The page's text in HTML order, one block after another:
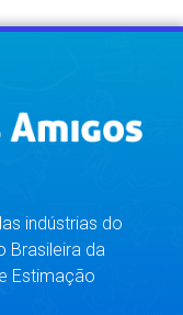
indústrias do
Brasileira da
Estimação